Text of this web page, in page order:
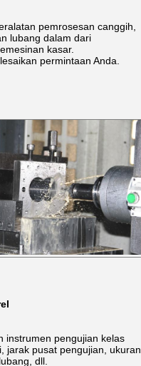
pemrosesan canggih,
lubang dalam dari
kasar.
permintaan Anda.
instrumen pengujian kelas
jarak pusat pengujian, ukuran
dll.